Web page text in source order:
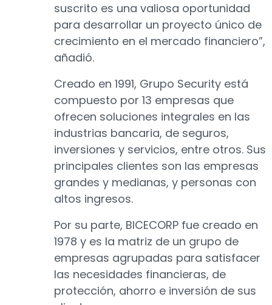
suscrito es una valiosa oportunidad
para desarrollar un proyecto único de
crecimiento en el mercado financiero”,
añadió.
Creado en 1991, Grupo Security está
compuesto por 13 empresas que
ofrecen soluciones integrales en las
industrias bancaria, de seguros,
inversiones y servicios, entre otros. Sus
principales clientes son las empresas
grandes y medianas, y personas con
altos ingresos.
Por su parte, BICECORP fue creado en
1978 y es la matriz de un grupo de
empresas agrupadas para satisfacer
las necesidades financieras, de
protección, ahorro e inversión de sus